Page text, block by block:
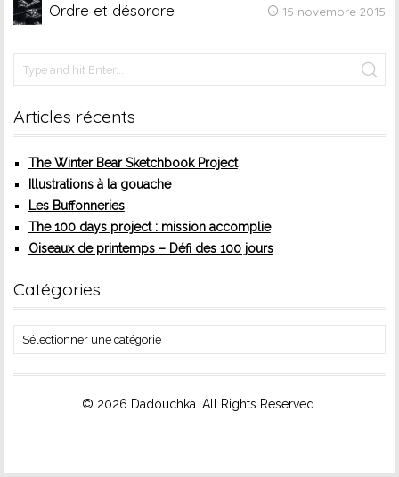
Ordre et désordre 15 novembre 2015
Articles récents
The Winter Bear Sketchbook Project
Illustrations à la gouache
Les Buffonneries
The 100 days project : mission accomplie
Oiseaux de printemps – Défi des 100 jours
Catégories
Catégories
© 2026 Dadouchka. All Rights Reserved.